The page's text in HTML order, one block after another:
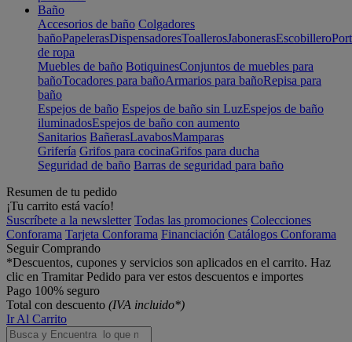
Baño
Accesorios de baño Colgadores
bañoPapelerasDispensadoresToallerosJabonerasEscobillero
de ropa
Muebles de baño BotiquinesConjuntos de muebles para
bañoTocadores para bañoArmarios para bañoRepisa para
baño
Espejos de baño Espejos de baño sin LuzEspejos de baño
iluminadosEspejos de baño con aumento
Sanitarios BañerasLavabosMamparas
Grifería Grifos para cocinaGrifos para ducha
Seguridad de baño Barras de seguridad para baño
Resumen de tu pedido
¡Tu carrito está vacío!
Suscríbete a la newsletter Todas las promociones Colecciones
Conforama Tarjeta Conforama Financiación Catálogos Conforama
Seguir Comprando
*Descuentos, cupones y servicios son aplicados en el carrito. Haz
clic en Tramitar Pedido para ver estos descuentos e importes
Pago 100% seguro
Total con descuento (IVA incluido*)
Ir Al Carrito